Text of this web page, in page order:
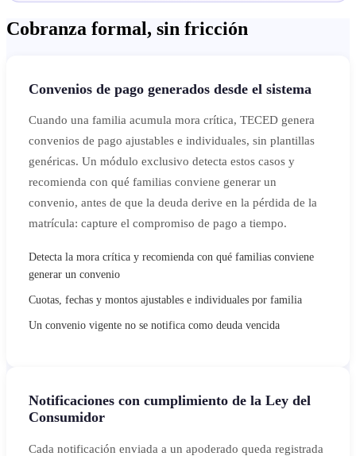
Cobranza formal, sin fricción
Convenios de pago generados desde el sistema
Cuando una familia acumula mora crítica, TECED genera
convenios de pago ajustables e individuales, sin plantillas
genéricas. Un módulo exclusivo detecta estos casos y
recomienda con qué familias conviene generar un
convenio, antes de que la deuda derive en la pérdida de la
matrícula: capture el compromiso de pago a tiempo.
Detecta la mora crítica y recomienda con qué familias conviene
generar un convenio
Cuotas, fechas y montos ajustables e individuales por familia
Un convenio vigente no se notifica como deuda vencida
Notificaciones con cumplimiento de la Ley del
Consumidor
Cada notificación enviada a un apoderado queda registrada